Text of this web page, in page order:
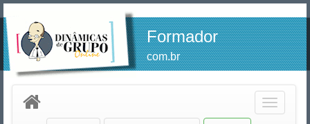
Formador
com.br
Toggle